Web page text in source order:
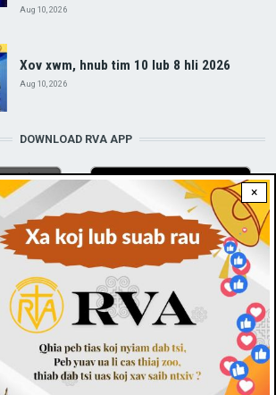
×
Aug 10, 2026
Xov xwm, hnub tim 10 lub 8 hli 2026
Aug 10, 2026
DOWNLOAD RVA APP
STAY CONNECTED WITH US!